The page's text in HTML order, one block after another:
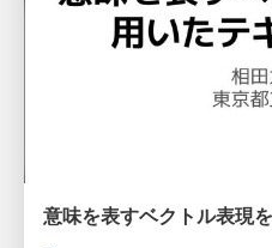
意味を表すベクトル表現